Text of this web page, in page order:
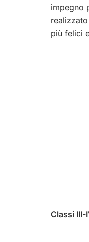
impegno
più felici
Classi III-